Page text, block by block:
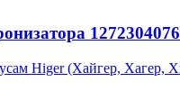
Higer (Хайгер, Хагер,